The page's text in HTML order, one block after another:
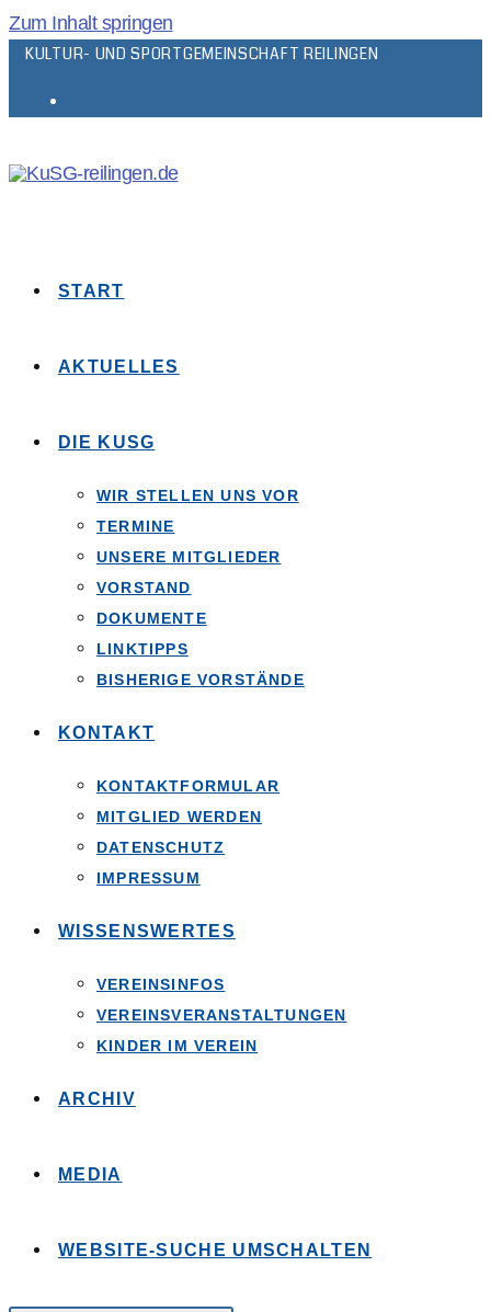
Zum Inhalt springen
KULTUR- UND SPORTGEMEINSCHAFT REILINGEN
START
AKTUELLES
DIE KUSG
WIR STELLEN UNS VOR
TERMINE
UNSERE MITGLIEDER
VORSTAND
DOKUMENTE
LINKTIPPS
BISHERIGE VORSTÄNDE
KONTAKT
KONTAKTFORMULAR
MITGLIED WERDEN
DATENSCHUTZ
IMPRESSUM
WISSENSWERTES
VEREINSINFOS
VEREINSVERANSTALTUNGEN
KINDER IM VEREIN
ARCHIV
MEDIA
WEBSITE-SUCHE UMSCHALTEN